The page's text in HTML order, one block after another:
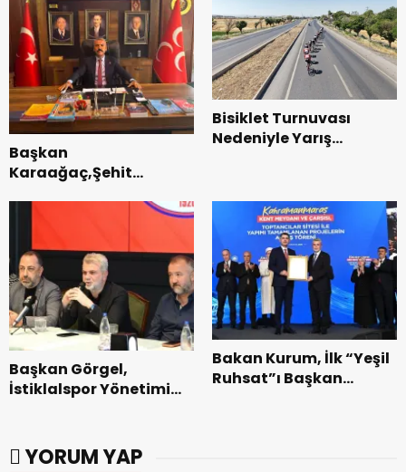
parkları ziyaret etti.
Başkan
Karaağaç,Şehit
Bisiklet Turnuvası
Nedeniyle Yarış
Gidilecek!.
Başkan Görgel,
İstiklalspor Yönetimi
Bakan Kurum, İlk “Yeşil
Ruhsat”ı Başkan
YORUM YAP